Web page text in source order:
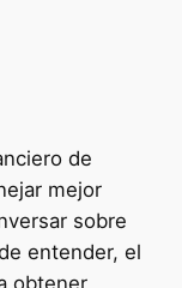
de
mejor
sobre
entender, el
obtener